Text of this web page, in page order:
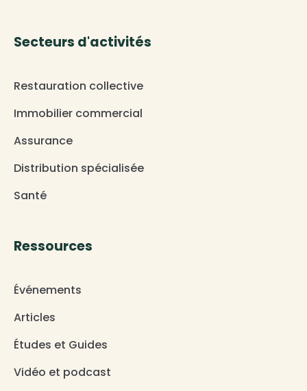
Secteurs d'activités
Restauration collective
Immobilier commercial
Assurance
Distribution spécialisée
Santé
Ressources
Événements
Articles
Études et Guides
Vidéo et podcast